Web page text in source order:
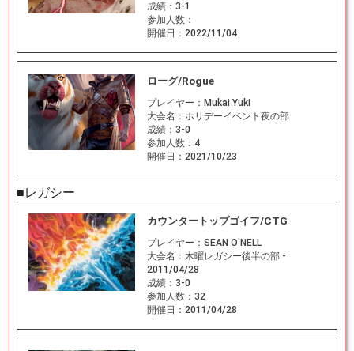
成績： 3-1
参加人数：
開催日： 2022/11/04
ローグ/Rogue
プレイヤー： Mukai Yuki
大会名： ホリデーイベント夜の部
成績： 3-0
参加人数： 4
開催日： 2021/10/23
■レガシー
カウンタートップゴイフ/CTG
プレイヤー： SEAN O'NELL
大会名： 木曜レガシー後半の部 -
2011/04/28
成績： 3-0
参加人数： 32
開催日： 2011/04/28